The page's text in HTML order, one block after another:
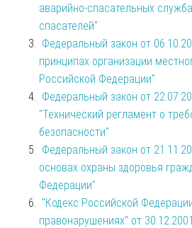
аварийно-спасательных
спасателей"
Федеральный закон от
принципах организации
Российской Федерации"
Федеральный закон от
"Технический регламент о
безопасности"
Федеральный закон от
основах охраны здоровья
Федерации"
"Кодекс Российской
правонарушениях" от